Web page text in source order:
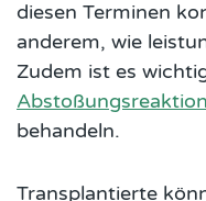
diesen Terminen
anderem, wie
Zudem ist es
Abstoßungsreaktion
behandeln.
Transplantierte